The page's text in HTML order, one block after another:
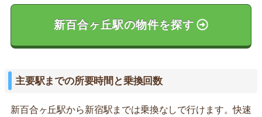
新百合ヶ丘駅の物件を探す
主要駅までの所要時間と乗換回数
新百合ヶ丘駅から新宿駅までは乗換なしで行けます。快速